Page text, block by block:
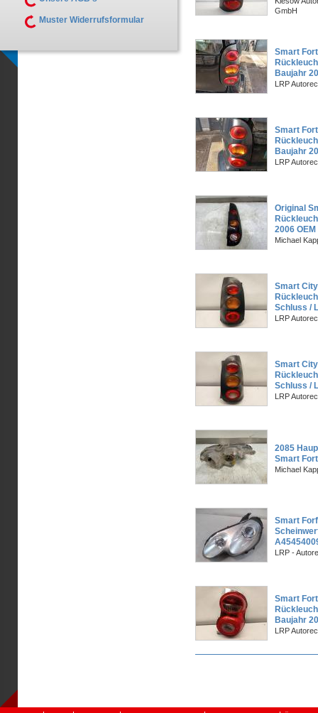
GmbH
Smart
Baujahr
LRP
Smart
Baujahr
LRP
Original
2006
Michael
Smart
Schluss /
LRP
Smart
Schluss /
LRP
2085
Smart
Michael
Smart
LRP -
Smart
Baujahr
LRP
Muster Widerrufsformular